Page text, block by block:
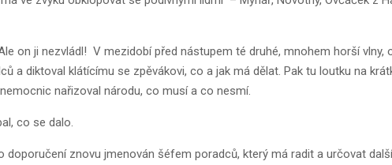
on ji nezvládl! V mezidobí před nástupem té druhé, mnohem horší vlny,
a diktoval klátícímu se zpěvákovi, co a jak má dělat. Pak tu loutku na
nařizoval národu, co musí a co nesmí.
co se dalo.
znovu jmenován šéfem poradců, který má radit a určovat